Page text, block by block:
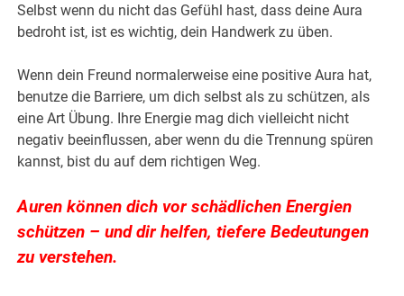
Selbst wenn du nicht das Gefühl hast, dass deine Aura
bedroht ist, ist es wichtig, dein Handwerk zu üben.
Wenn dein Freund normalerweise eine positive Aura hat,
benutze die Barriere, um dich selbst als zu schützen, als
eine Art Übung. Ihre Energie mag dich vielleicht nicht
negativ beeinflussen, aber wenn du die Trennung spüren
kannst, bist du auf dem richtigen Weg.
Auren können dich vor schädlichen Energien
schützen – und dir helfen, tiefere Bedeutungen
zu verstehen.